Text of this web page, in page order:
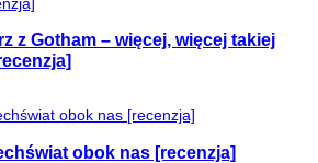
z Gotham – więcej, więcej takiej
obok nas [recenzja]